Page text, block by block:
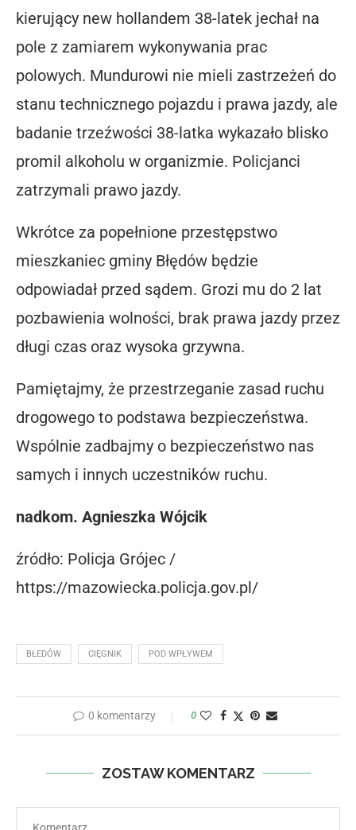
kierujący new hollandem 38-latek jechał na
pole z zamiarem wykonywania prac
polowych. Mundurowi nie mieli zastrzeżeń do
stanu technicznego pojazdu i prawa jazdy, ale
badanie trzeźwości 38-latka wykazało blisko
promil alkoholu w organizmie. Policjanci
zatrzymali prawo jazdy.
Wkrótce za popełnione przestępstwo
mieszkaniec gminy Błędów będzie
odpowiadał przed sądem. Grozi mu do 2 lat
pozbawienia wolności, brak prawa jazdy przez
długi czas oraz wysoka grzywna.
Pamiętajmy, że przestrzeganie zasad ruchu
drogowego to podstawa bezpieczeństwa.
Wspólnie zadbajmy o bezpieczeństwo nas
samych i innych uczestników ruchu.
nadkom. Agnieszka Wójcik
źródło: Policja Grójec /
https://mazowiecka.policja.gov.pl/
BŁEDÓW CIĘGNIK POD WPŁYWEM
0 komentarzy 0
ZOSTAW KOMENTARZ